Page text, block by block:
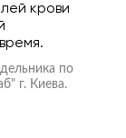
крови
по
г. Киева.